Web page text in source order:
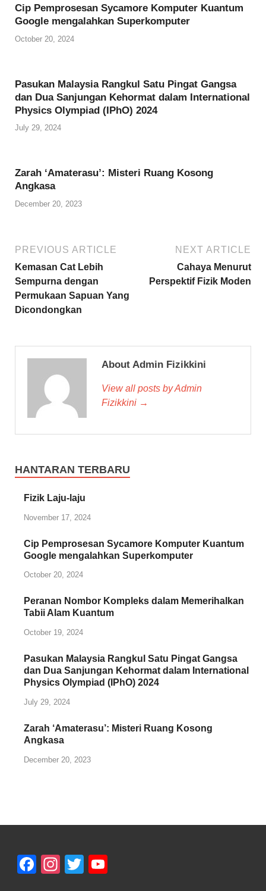
o
k
r
a
a
m
Cip Pemprosesan Sycamore Komputer Kuantum
Google mengalahkan Superkomputer
October 20, 2024
Pasukan Malaysia Rangkul Satu Pingat Gangsa
dan Dua Sanjungan Kehormat dalam International
Physics Olympiad (IPhO) 2024
July 29, 2024
Zarah ‘Amaterasu’: Misteri Ruang Kosong
Angkasa
December 20, 2023
PREVIOUS ARTICLE
Kemasan Cat Lebih
Sempurna dengan
Permukaan Sapuan Yang
Dicondongkan
NEXT ARTICLE
Cahaya Menurut
Perspektif Fizik Moden
About Admin Fizikkini
View all posts by Admin
Fizikkini →
HANTARAN TERBARU
Fizik Laju-laju
November 17, 2024
Cip Pemprosesan Sycamore Komputer Kuantum
Google mengalahkan Superkomputer
October 20, 2024
Peranan Nombor Kompleks dalam Memerihalkan
Tabii Alam Kuantum
October 19, 2024
Pasukan Malaysia Rangkul Satu Pingat Gangsa
dan Dua Sanjungan Kehormat dalam International
Physics Olympiad (IPhO) 2024
July 29, 2024
Zarah ‘Amaterasu’: Misteri Ruang Kosong
Angkasa
December 20, 2023
Facebook
Instagram
Twitter